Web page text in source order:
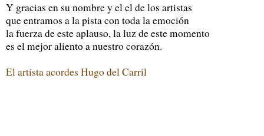
Y gracias en su nombre y el el de los artistas
que entramos a la pista con toda la emoción
la fuerza de este aplauso, la luz de este momento
es el mejor aliento a nuestro corazón.
El artista acordes Hugo del Carril